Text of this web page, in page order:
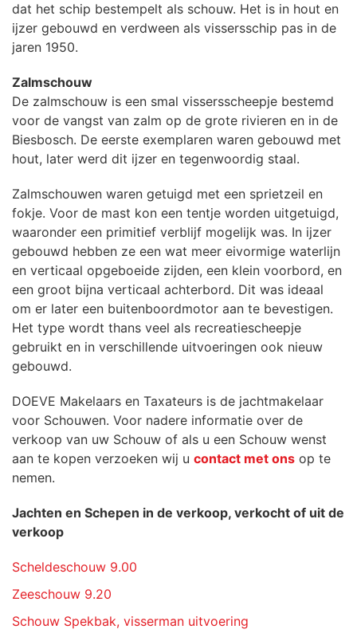
dat het schip bestempelt als schouw. Het is in hout en
ijzer gebouwd en verdween als vissersschip pas in de
jaren 1950.
Zalmschouw
De zalmschouw is een smal vissersscheepje bestemd
voor de vangst van zalm op de grote rivieren en in de
Biesbosch. De eerste exemplaren waren gebouwd met
hout, later werd dit ijzer en tegenwoordig staal.
Zalmschouwen waren getuigd met een sprietzeil en
fokje. Voor de mast kon een tentje worden uitgetuigd,
waaronder een primitief verblijf mogelijk was. In ijzer
gebouwd hebben ze een wat meer eivormige waterlijn
en verticaal opgeboeide zijden, een klein voorbord, en
een groot bijna verticaal achterbord. Dit was ideaal
om er later een buitenboordmotor aan te bevestigen.
Het type wordt thans veel als recreatiescheepje
gebruikt en in verschillende uitvoeringen ook nieuw
gebouwd.
DOEVE Makelaars en Taxateurs is de jachtmakelaar
voor Schouwen. Voor nadere informatie over de
verkoop van uw Schouw of als u een Schouw wenst
aan te kopen verzoeken wij u contact met ons op te
nemen.
Jachten en Schepen in de verkoop, verkocht of uit de
verkoop
Scheldeschouw 9.00
Zeeschouw 9.20
Schouw Spekbak, visserman uitvoering